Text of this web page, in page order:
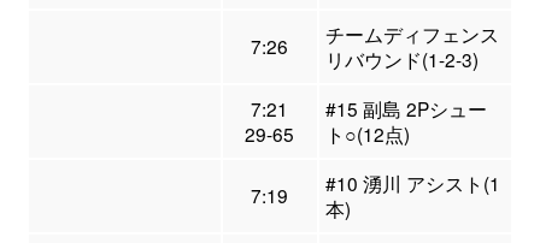
7:26
チームディフェンス
リバウンド(1-2-3)
7:21
29-65
#15 副島 2Pシュー
ト○(12点)
7:19
#10 湧川 アシスト(1
本)